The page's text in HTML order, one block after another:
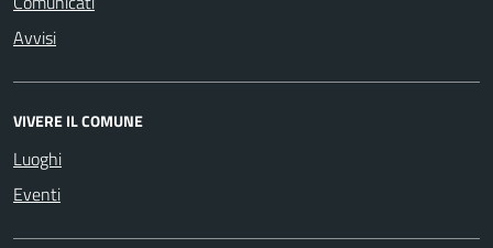
Avvisi
VIVERE IL COMUNE
Luoghi
Eventi